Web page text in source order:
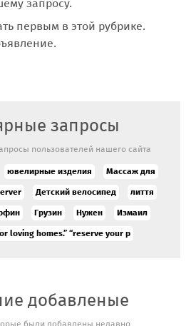
запросу.
первым в этой рубрике.
запросы
пользователей нашего сайта
ювелирные изделия Массаж для
Детский велосипед лиття
Грузин Нужен Измаил
loving homes.” “reserve your p
добавленые
были добавлены недавноСильный